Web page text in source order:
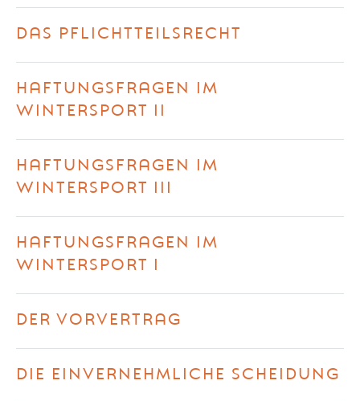
DAS PFLICHTTEILSRECHT
HAFTUNGSFRAGEN IM
WINTERSPORT II
HAFTUNGSFRAGEN IM
WINTERSPORT III
HAFTUNGSFRAGEN IM
WINTERSPORT I
DER VORVERTRAG
DIE EINVERNEHMLICHE SCHEIDUNG